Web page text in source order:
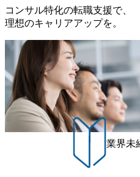
だきます。 アジャイル開発を
軟に取り入れながら改善サイ
案がサービスに直接反映され
きます。 ● 勤務地 東京都渋谷区渋谷3丁目6-7 渋谷金王タワ
ー 事業所内禁煙(入居する施設
則により就業時間内の喫煙を
制度あり オンライン ● 必須要
持ちの方 ・システム・ソフト
件定義～基本設計など上流経
● 歓迎要件 ・要件定義から詳
工程の経験 ・サブリーダー以
様との折衝経験、交渉経験 ・
務改善に取り組まれたご経験
③12時開始 2026年8月10日(月)
ンライン 書類選考通過者
社時に10日間の間みっちりと
に感じ、他Big4ではなくアビ
といえばSAPをはじめとした
こともあるが実態としては経
どのトップラインを上げるた
スポーツ&エンターテイメン
し、業界内で大きな存在感を
タイルやライフイベントに対
実現するため、さまざまなサ
文化理解や女性の活躍推進な
クス制度やフリーロケーショ
どの多様な働き方をサポート
6年8月23日(日) 9:00～18:00終
れており、これまで多くの
無償でコンサルティングを提
(土) の対面Kick-offイベントを
ム ※初回プログラム : 8月29日(
日(水) 16:00 Bain & Company
ogram (女性候補者向け選考支
ます。クライアントに斬新な
雑な経営課題を解決するため
は欠かせません。是非、ユニ
性の皆様に多数ご参画頂きた
性はどのように活躍をしてい
験がなく対策の仕方が知りた
コンサル特化の転職支援で、
理想のキャリアアップを。
業界未